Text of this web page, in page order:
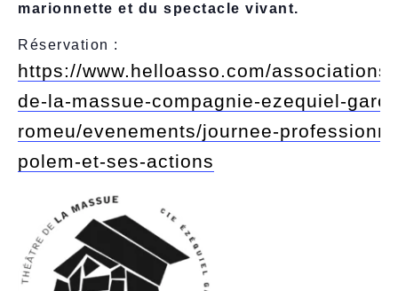
marionnette et du spectacle vivant.
Réservation :
https://www.helloasso.com/
de-la-massue-compagnie-ezequiel-
romeu/evenements/journee-
polem-et-ses-actions